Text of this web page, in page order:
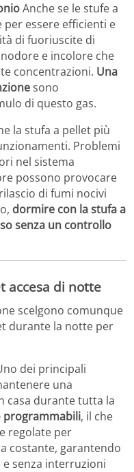
Anche se le stufe a
essere efficienti e
di fuoriuscite di
e incolore che
concentrazioni. Una
sono
di questo gas.
la stufa a pellet più
Problemi
nel sistema
possono provocare
di fumi nocivi
dormire con la stufa a
senza un controllo
accesa di notte
scelgono comunque
durante la notte per
dei principali
una
casa durante tutta la
programmabili, il che
regolate per
costante, garantendo
senza interruzioni